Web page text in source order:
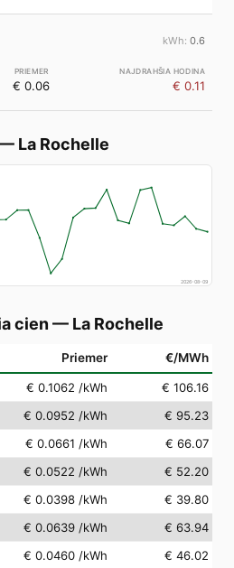
0.6
€ 0.06 € 0.11
La Rochelle
2026-08-09
cien — La Rochelle
Priemer €/MWh
€ 0.1062 /kWh
€ 106.16
€ 0.0952 /kWh
€ 95.23
€ 0.0661 /kWh
€ 66.07
€ 0.0522 /kWh
€ 52.20
€ 0.0398 /kWh
€ 39.80
€ 0.0639 /kWh
€ 63.94
€ 0.0460 /kWh
€ 46.02